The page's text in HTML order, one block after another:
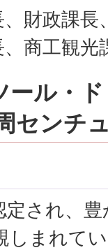
財政課
商工観光
ール・
センチ
され、
しまれて